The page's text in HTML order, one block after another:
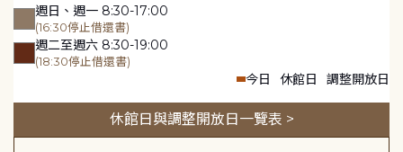
週日、週一 8:30-17:00
(16:30停止借還書)
週二至週六 8:30-19:00
(18:30停止借還書)
今日 休館日 調整開放日
休館日與調整開放日一覽表 >